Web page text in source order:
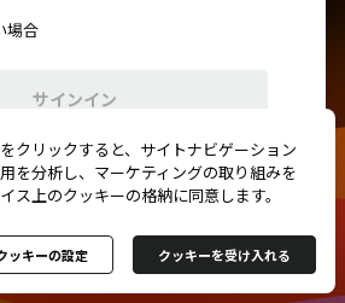
場合
サインイン
ご利用ですか？新規登録
クリックすると、サイトナビゲーション
を分析し、マーケティングの取り組みを
ス上のクッキーの格納に同意します。
ッキーの設定 クッキーを受け入れる